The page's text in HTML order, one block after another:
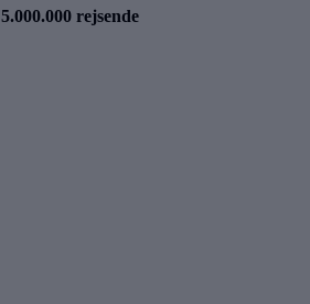
5.000.000 rejsende